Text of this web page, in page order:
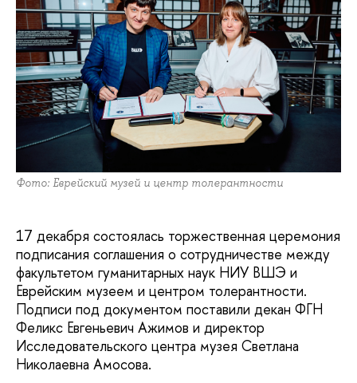
Фото: Еврейский музей и центр толерантности
17 декабря состоялась торжественная церемония
подписания соглашения о сотрудничестве между
факультетом гуманитарных наук НИУ ВШЭ и
Еврейским музеем и центром толерантности.
Подписи под документом поставили декан ФГН
Феликс Евгеньевич Ажимов и директор
Исследовательского центра музея Светлана
Николаевна Амосова.